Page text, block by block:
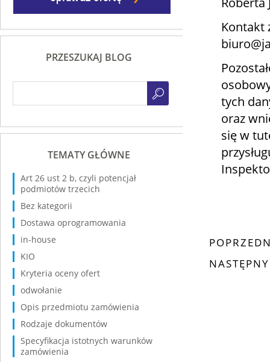
Kontakt
tych
oraz
się w
PRZESZUKAJ BLOG
TEMATY GŁÓWNE
Art 26 ust 2 b, czyli potencjał
podmiotów trzecich
Bez kategorii
Dostawa oprogramowania
in-house
KIO
Kryteria oceny ofert
odwołanie
Opis przedmiotu zamówienia
Rodzaje dokumentów
Specyfikacja istotnych warunków
zamówienia